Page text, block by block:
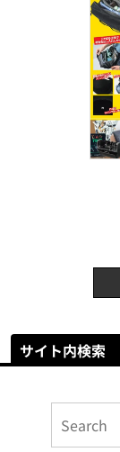
サイト内検索